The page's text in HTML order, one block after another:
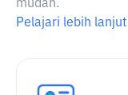
mudah.
Pelajari lebih